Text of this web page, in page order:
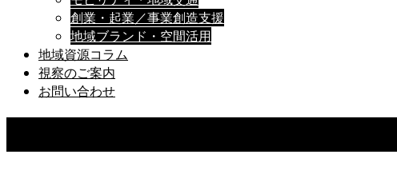
創業・起業／事業創造支援
地域ブランド・空間活用
地域資源コラム
視察のご案内
お問い合わせ